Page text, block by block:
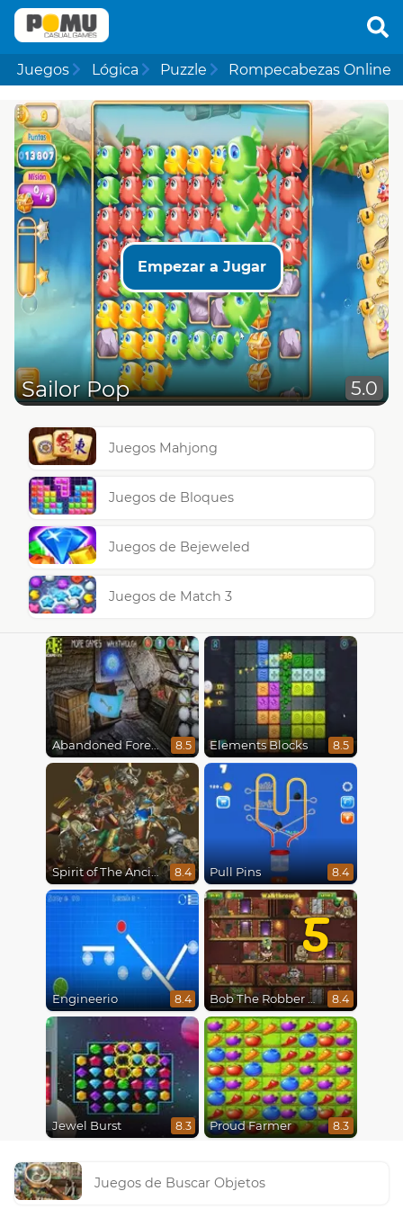
Juegos Lógica Puzzle Rompecabezas Online
Empezar a Jugar
Sailor Pop 5.0
Juegos Mahjong
Juegos de Bloques
Juegos de Bejeweled
Juegos de Match 3
Abandoned Forest House 8.5 Elements Blocks 8.5
Spirit of The Ancient Forest 8.4 Pull Pins 8.4
Engineerio 8.4
5
Bob The Robber 5 The Temple Adventure 8.4
Jewel Burst 8.3 Proud Farmer 8.3
Juegos de Buscar Objetos